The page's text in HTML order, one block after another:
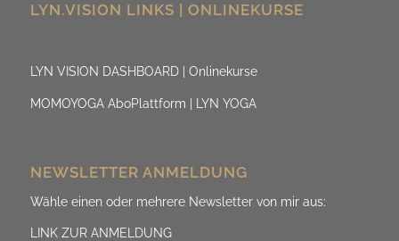
LYN.VISION LINKS | ONLINEKURSE
LYN VISION DASHBOARD | Onlinekurse
MOMOYOGA AboPlattform | LYN YOGA
NEWSLETTER ANMELDUNG
Wähle einen oder mehrere Newsletter von mir aus:
LINK ZUR ANMELDUNG